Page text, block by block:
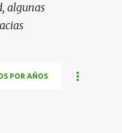
algunas
POR AÑOS